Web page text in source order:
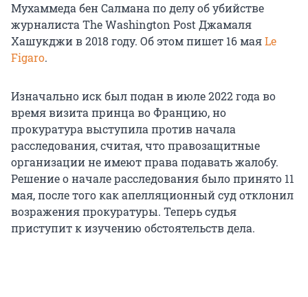
Мухаммеда бен Салмана по делу об убийстве
журналиста The Washington Post Джамаля
Хашукджи в 2018 году. Об этом пишет 16 маяLe
Figaro.
Изначально иск был подан в июле 2022 года во
время визита принца во Францию, но
прокуратура выступила против начала
расследования, считая, что правозащитные
организации не имеют права подавать жалобу.
Решение о начале расследования было принято 11
мая, после того как апелляционный суд отклонил
возражения прокуратуры. Теперь судья
приступит к изучению обстоятельств дела.